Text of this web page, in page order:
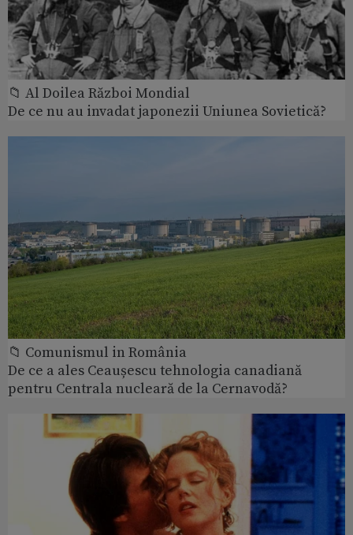
📁 Al Doilea Război Mondial
De ce nu au invadat japonezii Uniunea Sovietică?
📁 Comunismul in România
De ce a ales Ceaușescu tehnologia canadiană
pentru Centrala nucleară de la Cernavodă?